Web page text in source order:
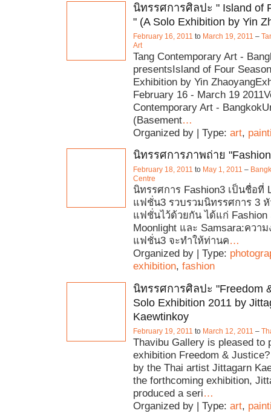
นิทรรศการศิลปะ " Island of
" (A Solo Exhibition by Yin
February 16, 2011 to March 19, 2011 –
Art
Tang Contemporary Art -
presentsIsland of Four
Exhibition by Yin
February 16 - March 19
Contemporary Art -
(Basement…
Organized by | Type: art,
นิทรรศการภาพถ่าย
February 18, 2011 to May 1, 2011 –
Centre
นิทรรศการ Fashion3 เป็นชื่อที่
แฟชั่น3 รวบรวมนิทรรศการ 3
แฟชั่นไว้ด้วยกัน ได้แก่ Fashion
Moonlight และ Samsara:ควา
แฟชั่น3 จะทำให้ท่านค…
Organized by | Type:
exhibition, fashion
นิทรรศการศิลปะ "Freedom
Solo Exhibition 2011 by
Kaewtinkoy
February 19, 2011 to March 12, 2011 –
Thavibu Gallery is pleased to
exhibition Freedom &
by the Thai artist Jittagarn
the forthcoming exhibition,
produced a seri…
Organized by | Type: art,